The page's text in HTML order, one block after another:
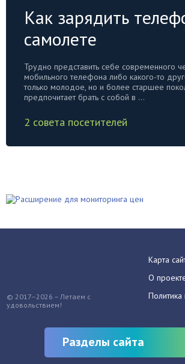
Как зарядить
самолете
Трудно представить себе современного
мобильного телефона либо какого-то
только молодое, но и более старшее
предпочитает брать с собой в ...
2 совета посетителей
© 2017–2026 – Летаем с
удовольствием!
Карта
О
Разделы сайта